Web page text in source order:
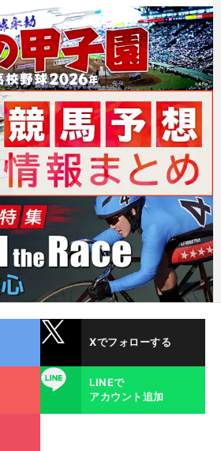
Xでフォローする
LINE
LINEで
アカウント追加